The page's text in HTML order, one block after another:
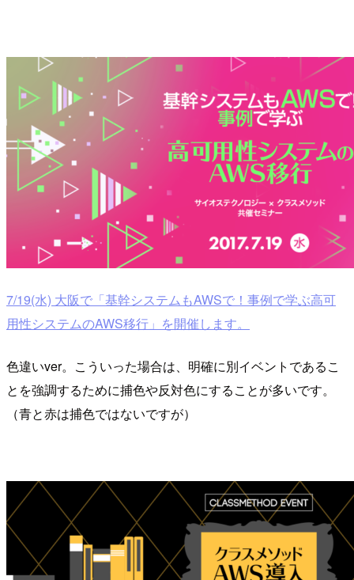
7/19(水) 大阪で「基幹システムもAWSで！事例で学ぶ高可
用性システムのAWS移行」を開催します。
色違いver。こういった場合は、明確に別イベントであるこ
とを強調するために捕色や反対色にすることが多いです。
（青と赤は捕色ではないですが）